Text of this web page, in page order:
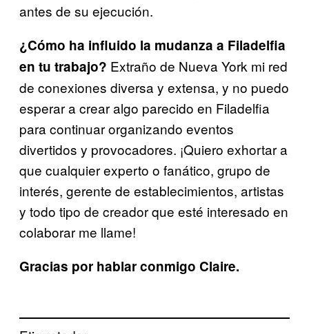
antes de su ejecución.
¿Cómo ha influido la mudanza a Filadelfia
en tu trabajo? Extraño de Nueva York mi red
de conexiones diversa y extensa, y no puedo
esperar a crear algo parecido en Filadelfia
para continuar organizando eventos
divertidos y provocadores. ¡Quiero exhortar a
que cualquier experto o fanático, grupo de
interés, gerente de establecimientos, artistas
y todo tipo de creador que esté interesado en
colaborar me llame!
Gracias por hablar conmigo Claire.